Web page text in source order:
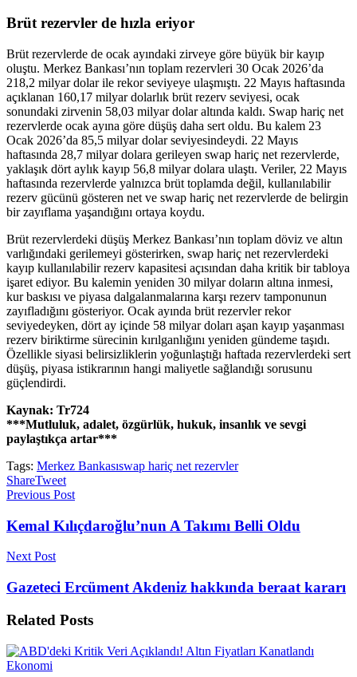
Brüt rezervler de hızla eriyor
Brüt rezervlerde de ocak ayındaki zirveye göre büyük bir kayıp
oluştu. Merkez Bankası’nın toplam rezervleri 30 Ocak 2026’da
218,2 milyar dolar ile rekor seviyeye ulaşmıştı. 22 Mayıs haftasında
açıklanan 160,17 milyar dolarlık brüt rezerv seviyesi, ocak
sonundaki zirvenin 58,03 milyar dolar altında kaldı. Swap hariç net
rezervlerde ocak ayına göre düşüş daha sert oldu. Bu kalem 23
Ocak 2026’da 85,5 milyar dolar seviyesindeydi. 22 Mayıs
haftasında 28,7 milyar dolara gerileyen swap hariç net rezervlerde,
yaklaşık dört aylık kayıp 56,8 milyar dolara ulaştı. Veriler, 22 Mayıs
haftasında rezervlerde yalnızca brüt toplamda değil, kullanılabilir
rezerv gücünü gösteren net ve swap hariç net rezervlerde de belirgin
bir zayıflama yaşandığını ortaya koydu.
Brüt rezervlerdeki düşüş Merkez Bankası’nın toplam döviz ve altın
varlığındaki gerilemeyi gösterirken, swap hariç net rezervlerdeki
kayıp kullanılabilir rezerv kapasitesi açısından daha kritik bir tabloya
işaret ediyor. Bu kalemin yeniden 30 milyar doların altına inmesi,
kur baskısı ve piyasa dalgalanmalarına karşı rezerv tamponunun
zayıfladığını gösteriyor. Ocak ayında brüt rezervler rekor
seviyedeyken, dört ay içinde 58 milyar doları aşan kayıp yaşanması
rezerv biriktirme sürecinin kırılganlığını yeniden gündeme taşıdı.
Özellikle siyasi belirsizliklerin yoğunlaştığı haftada rezervlerdeki sert
düşüş, piyasa istikrarının hangi maliyetle sağlandığı sorusunu
güçlendirdi.
Kaynak: Tr724
***Mutluluk, adalet, özgürlük, hukuk, insanlık ve sevgi
paylaştıkça artar***
Tags: Merkez Bankasıswap hariç net rezervler
ShareTweet
Previous Post
Kemal Kılıçdaroğlu’nun A Takımı Belli Oldu
Next Post
Gazeteci Ercüment Akdeniz hakkında beraat kararı
Related Posts
Ekonomi